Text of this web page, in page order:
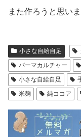
また作ろうと思いま
小さな自給自足
パーマカルチャー
小さな自給自足
米麹
純ココア